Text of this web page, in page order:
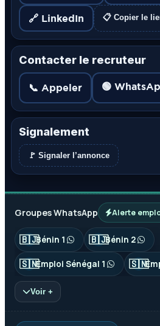
🔗 LinkedIn 📋 Copier le
Contacter le recruteur
📞 Appeler 🟢
Signalement
🚩 Signaler l’annonce
Groupes WhatsApp Alerte
🇧🇯Bénin 1 🇧🇯Bénin 2
🇸🇳Emploi Sénégal 1 🇸🇳
Voir +